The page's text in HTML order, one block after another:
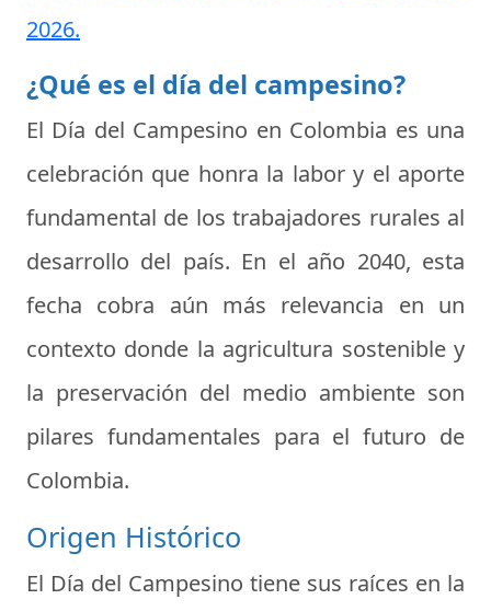
2026.
¿Qué es el día del campesino?
El Día del Campesino en Colombia es una
celebración que honra la labor y el aporte
fundamental de los trabajadores rurales al
desarrollo del país. En el año 2040, esta
fecha cobra aún más relevancia en un
contexto donde la agricultura sostenible y
la preservación del medio ambiente son
pilares fundamentales para el futuro de
Colombia.
Origen Histórico
El Día del Campesino tiene sus raíces en la